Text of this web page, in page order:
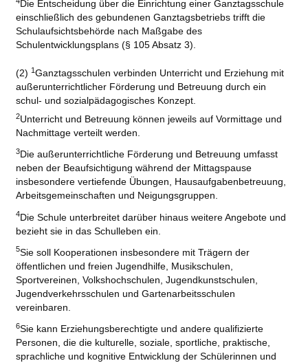
Die Entscheidung über die Einrichtung einer Ganztagsschule
einschließlich des gebundenen Ganztagsbetriebs trifft die
Schulaufsichtsbehörde nach Maßgabe des
Schulentwicklungsplans (§ 105 Absatz 3).
(2) 1Ganztagsschulen verbinden Unterricht und Erziehung mit
außerunterrichtlicher Förderung und Betreuung durch ein
schul- und sozialpädagogisches Konzept.
2Unterricht und Betreuung können jeweils auf Vormittage und
Nachmittage verteilt werden.
3Die außerunterrichtliche Förderung und Betreuung umfasst
neben der Beaufsichtigung während der Mittagspause
insbesondere vertiefende Übungen, Hausaufgabenbetreuung,
Arbeitsgemeinschaften und Neigungsgruppen.
4Die Schule unterbreitet darüber hinaus weitere Angebote und
bezieht sie in das Schulleben ein.
5Sie soll Kooperationen insbesondere mit Trägern der
öffentlichen und freien Jugendhilfe, Musikschulen,
Sportvereinen, Volkshochschulen, Jugendkunstschulen,
Jugendverkehrsschulen und Gartenarbeitsschulen
vereinbaren.
6Sie kann Erziehungsberechtigte und andere qualifizierte
Personen, die die kulturelle, soziale, sportliche, praktische,
sprachliche und kognitive Entwicklung der Schülerinnen und